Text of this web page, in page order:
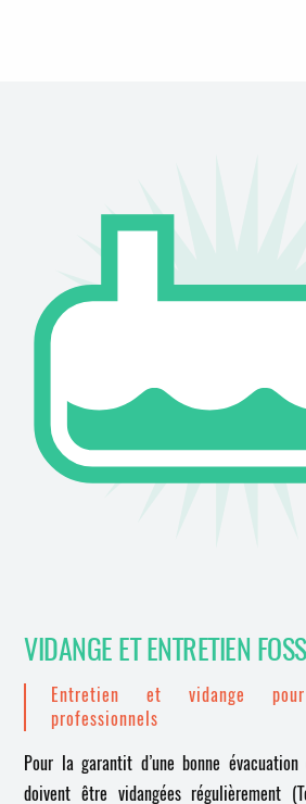
VIDANGE ET ENTRETIEN
Entretien et vidange
professionnels
Pour la garantit d’une bonne
doivent être vidangées régulièrement